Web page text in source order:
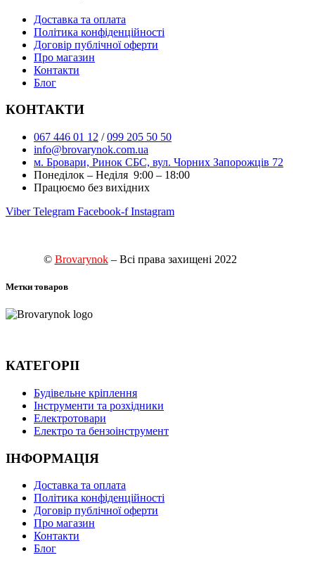
Доставка та оплата
Політика конфіденційності
Договір публічної оферти
Про магазин
Контакти
Блог
КОНТАКТИ
067 446 01 12 /099 205 50 50
info@brovarynok.com.ua
м. Бровари, Ринок СБС, вул. Чорних Запорожців 72
Понеділок – Неділя 9:00 – 18:00
Працюємо без вихідних
Viber Telegram Facebook-f Instagram
© Brovarynok– Всі права захищені 2022
Метки товаров
КАТЕГОРІІ
Будівельне кріплення
Інструменти та розхідники
Електротовари
Електро та бензоінструмент
ІНФОРМАЦІЯ
Доставка та оплата
Політика конфіденційності
Договір публічної оферти
Про магазин
Контакти
Блог